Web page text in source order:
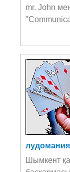
mr. John
Шымкент